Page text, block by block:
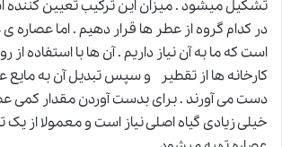
تشکیل میشود . میزان این ترکیب تعیین کننده
در کدام گروه از عطر ها قرار دهیم . اما
است که ما به آن نیاز داریم . آن ها با استفاده
کارخانه ها از تقطیر و سپس تبدیل آن به مایع
دست می آورند . برای بدست آوردن مقدار کمی
خیلی زیادی گیاه اصلی نیاز است و معمولا از یک